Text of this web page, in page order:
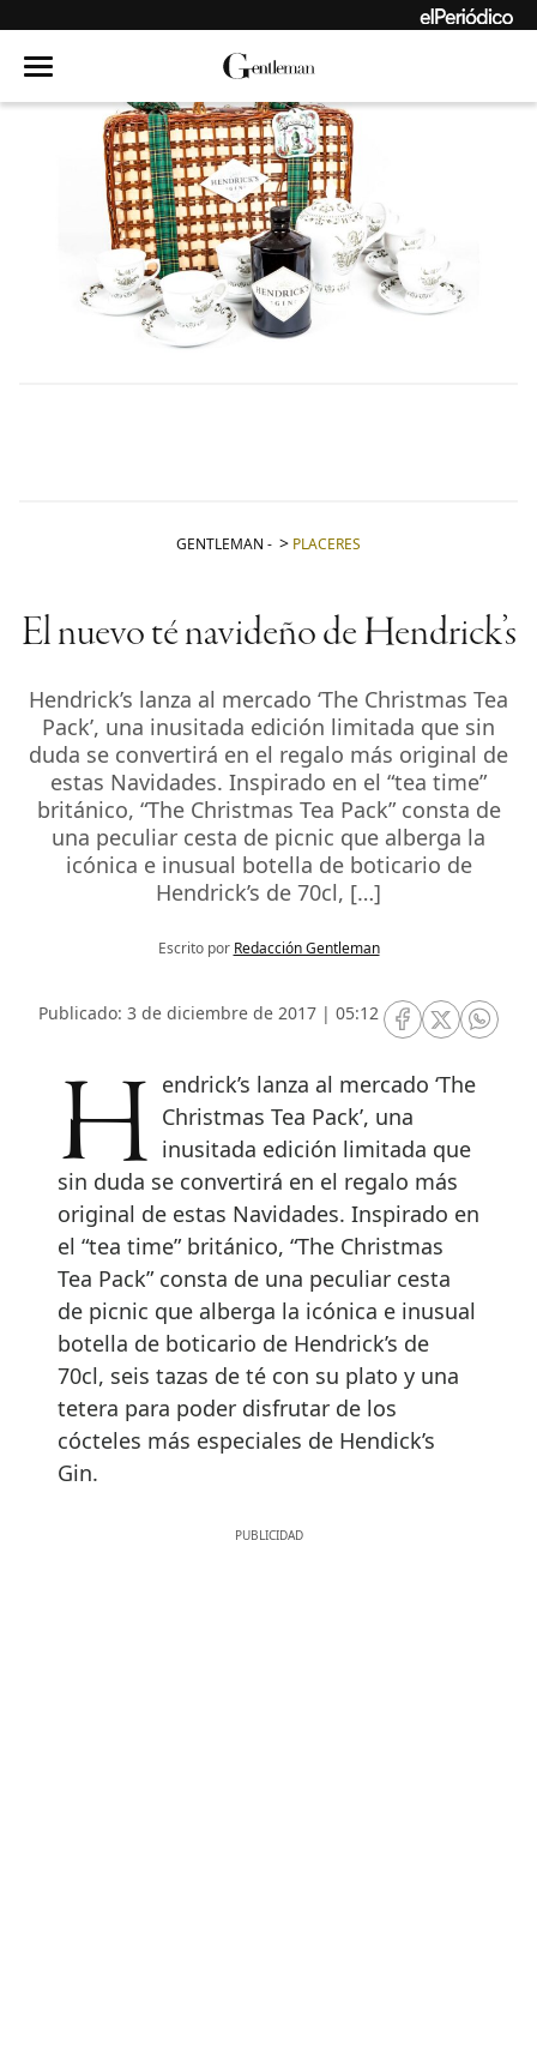
GENTLEMAN - PLACERES
El nuevo té navideño de Hendrick’s
Hendrick’s lanza al mercado ‘The Christmas Tea
Pack’, una inusitada edición limitada que sin
duda se convertirá en el regalo más original de
estas Navidades. Inspirado en el “tea time”
británico, “The Christmas Tea Pack” consta de
una peculiar cesta de picnic que alberga la
icónica e inusual botella de boticario de
Hendrick’s de 70cl, […]
Escrito por Redacción Gentleman
Publicado: 3 de diciembre de 2017 | 05:12
RRSS Facebook
RRSSRRSS
Hendrick’s lanza al mercado ‘The Christmas Tea Pack’, una
inusitada edición limitada que
sin duda se convertirá en el regalo más
original de estas Navidades. Inspirado en
el “tea time” británico, “The Christmas
Tea Pack” consta de una peculiar cesta
de picnic que alberga la icónica e inusual
botella de boticario de Hendrick’s de
70cl, seis tazas de té con su plato y una
tetera para poder disfrutar de los
cócteles más especiales de Hendick’s
Gin.